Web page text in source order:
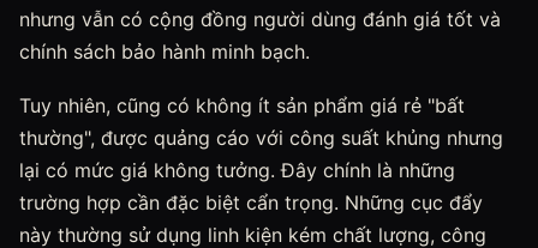
nhưng vẫn có cộng đồng người dùng đánh giá tốt và
chính sách bảo hành minh bạch.
Tuy nhiên, cũng có không ít sản phẩm giá rẻ "bất
thường", được quảng cáo với công suất khủng nhưng
lại có mức giá không tưởng. Đây chính là những
trường hợp cần đặc biệt cẩn trọng. Những cục đẩy
này thường sử dụng linh kiện kém chất lượng, công